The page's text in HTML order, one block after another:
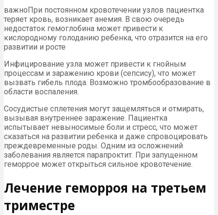
важноПри постоянном кровотечении узлов пациентка
теряет кровь, возникает анемия. В свою очередь
недостаток гемоглобина может привести к
кислородному голоданию ребенка, что отразится на его
развитии и росте
Инфицирование узла может привести к гнойным
процессам и заражению крови (сепсису), что может
вызвать гибель плода. Возможно тромбообразование в
области воспаления.
Сосудистые сплетения могут защемляться и отмирать,
вызывая внутреннее заражение. Пациентка
испытывает невыносимые боли и стресс, что может
сказаться на развитии ребенка и даже спровоцировать
преждевременные роды. Одним из осложнений
заболевания является парапроктит. При запущенном
геморрое может открыться сильное кровотечение.
Лечение геморроя на третьем
триместре